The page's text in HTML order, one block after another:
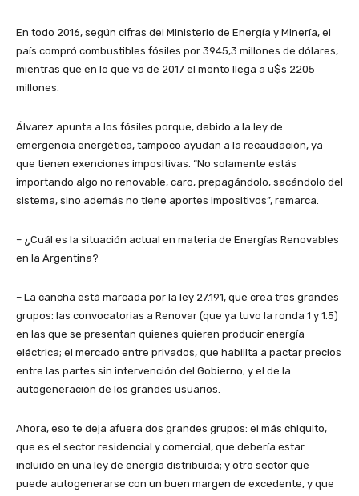
En todo 2016, según cifras del Ministerio de Energía y Minería, el
país compró combustibles fósiles por 3945,3 millones de dólares,
mientras que en lo que va de 2017 el monto llega a u$s 2205
millones.
Álvarez apunta a los fósiles porque, debido a la ley de
emergencia energética, tampoco ayudan a la recaudación, ya
que tienen exenciones impositivas. “No solamente estás
importando algo no renovable, caro, prepagándolo, sacándolo del
sistema, sino además no tiene aportes impositivos”, remarca.
– ¿Cuál es la situación actual en materia de Energías Renovables
en la Argentina?
– La cancha está marcada por la ley 27.191, que crea tres grandes
grupos: las convocatorias a Renovar (que ya tuvo la ronda 1 y 1.5)
en las que se presentan quienes quieren producir energía
eléctrica; el mercado entre privados, que habilita a pactar precios
entre las partes sin intervención del Gobierno; y el de la
autogeneración de los grandes usuarios.
Ahora, eso te deja afuera dos grandes grupos: el más chiquito,
que es el sector residencial y comercial, que debería estar
incluido en una ley de energía distribuida; y otro sector que
puede autogenerarse con un buen margen de excedente, y que